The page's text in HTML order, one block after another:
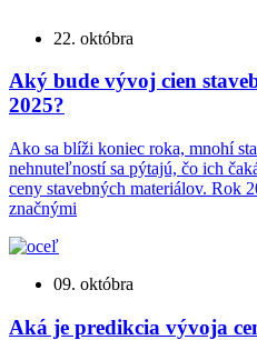
22. októbra
Aký bude vývoj cien
2025?
Ako sa blíži koniec roka, mnohí
nehnuteľností sa pýtajú, čo ich
ceny stavebných materiálov. Rok
značnými
09. októbra
Aká je predikcia vývoja